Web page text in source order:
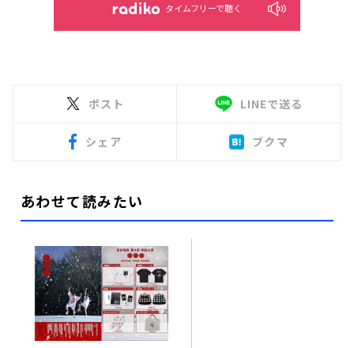
タイムフリーで聴く
ポスト LINEで送る
シェア ブクマ
あわせて読みたい